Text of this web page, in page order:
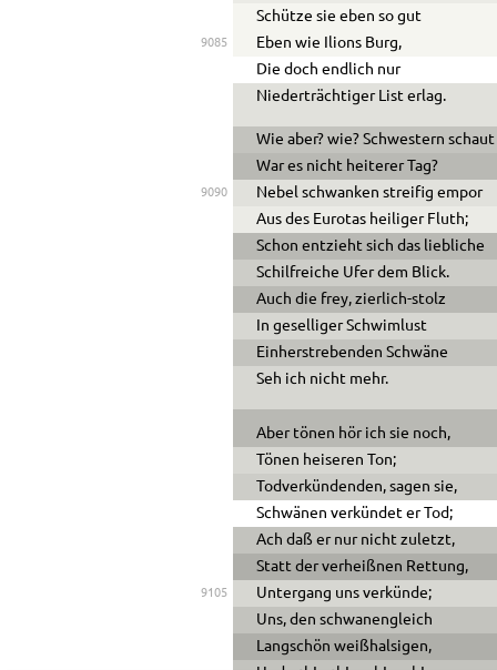
Schütze sie eben so gut
9085
Eben wie Ilions Burg,
Die doch endlich nur
Niederträchtiger List erlag.
Wie aber? wie? Schwestern
War es nicht heiterer Tag?
9090
Nebel schwanken streifig empor
Aus des Eurotas heiliger Fluth;
Schon entzieht sich das liebliche
Schilfreiche Ufer dem Blick.
Auch die frey, zierlich-stolz
In geselliger Schwimlust
Einherstrebenden Schwäne
Seh ich nicht mehr.
Aber tönen hör ich sie noch,
Tönen heiseren Ton;
Todverkündenden, sagen sie,
Schwänen verkündet er Tod;
Ach daß er nur nicht zuletzt,
Statt der verheißnen Rettung,
9105
Untergang uns verkünde;
Uns, den schwanengleich
Langschön weißhalsigen,